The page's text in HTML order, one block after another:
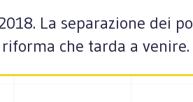
La separazione dei
che tarda a venire.